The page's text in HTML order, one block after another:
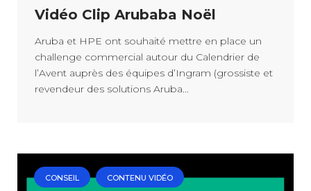
Vidéo Clip Arubaba Noël
Aruba et HPE ont souhaité mettre en place un
challenge commercial autour du Calendrier de
l’Avent auprès des équipes d’Ingram (grossiste et
revendeur des solutions Aruba...
CONSEIL CONTENU VIDÉO